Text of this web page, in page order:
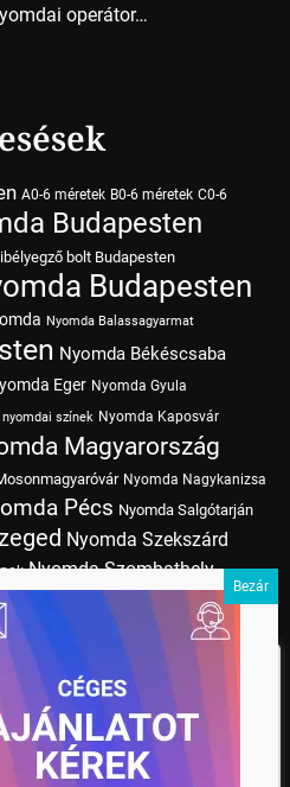
élmény fokozására,
tartalmak megjelenítésére,
A "Mindent elfogad" gombra
operátor…
A0-6 méretek B0-6 méretek C0-6
Budapesten
bolt Budapesten
Budapesten
Nyomda Balassagyarmat
Nyomda Békéscsaba
Eger Nyomda Gyula
nyomdai színek Nyomda Kaposvár
Magyarország
Nyomda Nagykanizsa
Pécs Nyomda Salgótarján
Nyomda Szekszárd
Nyomda Szombathely
Nyomda Tatabánya Nyomda Vác
Érd nyomtatás
Budapesten